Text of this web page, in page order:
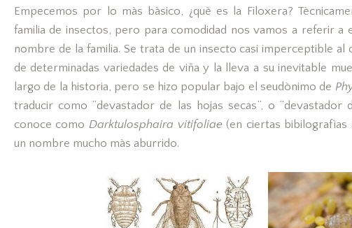
Empecemos por lo màs bàsico, ¿què es la Filoxera?
familia de insectos, pero para comodidad nos vamos a referir a
nombre de la familia. Se trata de un insecto casi imperceptible al
de determinadas variedades de viña y la lleva a su inevitable
largo de la historia, pero se hizo popular bajo el seudònimo de
traducir como “devastador de las hojas secas”, o “devastador
conoce como Darktulosphaira vitifoliae (en ciertas bibilografìas
un nombre mucho màs aburrido.